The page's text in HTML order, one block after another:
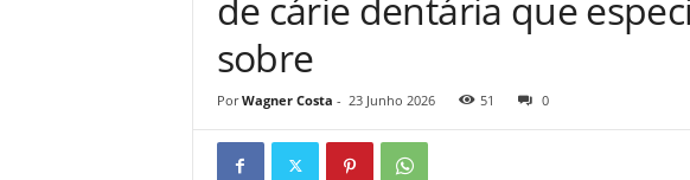
sobre
Por Wagner Costa - 23 Junho 2026 51 0